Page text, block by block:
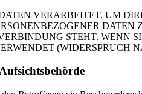
VERARBEITET, UM
STEHT. WENN
(WIDERSPRUCH